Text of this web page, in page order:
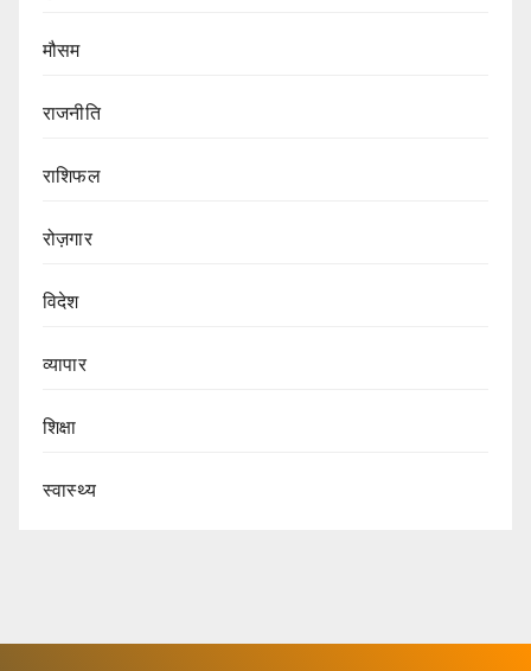
मौसम
राजनीति
राशिफल
रोज़गार
विदेश
व्यापार
शिक्षा
स्वास्थ्य